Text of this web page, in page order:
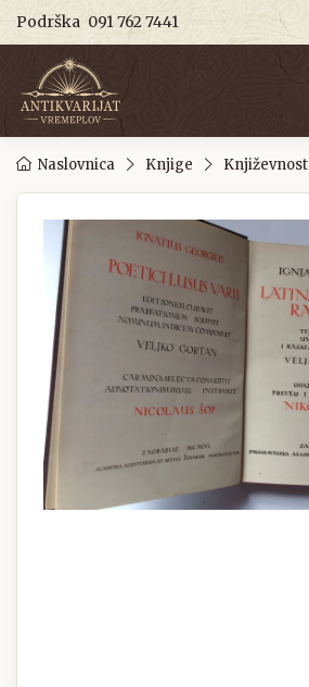
Podrška 091 762 7441
Naslovnica Knjige Književnost